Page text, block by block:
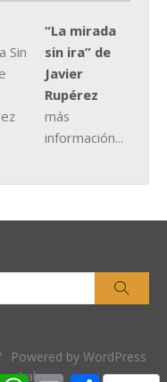
“La mirada
sin ira” de
Javier
Rupérez
más
información...
Powered by WordPress
Lab